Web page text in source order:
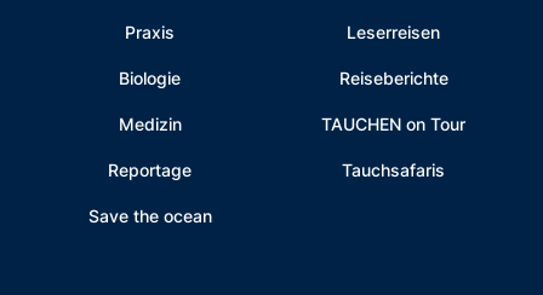
Praxis
Biologie
Medizin
Reportage
Save the ocean
Leserreisen
Reiseberichte
TAUCHEN on Tour
Tauchsafaris